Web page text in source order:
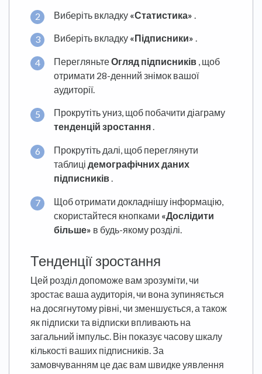
Виберіть вкладку «Статистика»
Виберіть вкладку «Підписники» .
ПерегляньтеОгляд підписників , щоб
отримати 28-денний знімок вашої
аудиторії.
Прокрутіть униз, щоб побачити діаграму
тенденцій зростання.
Прокрутіть далі, щоб переглянути
таблиці демографічних даних
підписників.
Щоб отримати докладнішу інформацію,
скористайтеся кнопками «Дослідити
більше» в будь-якому розділі.
Тенденції зростання
Цей розділ допоможе вам зрозуміти, чи
зростає ваша аудиторія, чи вона зупиняється
на досягнутому рівні, чи зменшується, а також
як підписки та відписки впливають на
загальний імпульс. Він показує часову шкалу
кількості ваших підписників. За
замовчуванням це дає вам швидке уявлення